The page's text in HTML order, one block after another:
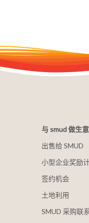
与 smud 做生意
出售给 SMUD
小型企业奖励
签约机会
土地利用
SMUD 采购联